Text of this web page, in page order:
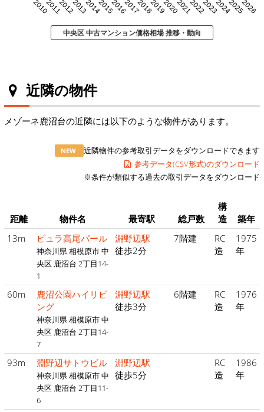
20102011201220132014201520162017201820192020202120222023202420252026
中央区 中古マンション価格相場 推移・動向
近隣の物件
メゾーネ鹿沼台の近隣には以下のような物件があります。
NEW
近隣物件の参考取引データをダウンロードできます
参考データ(CSV形式)のダウンロード
※条件が類似する過去の取引データをダウンロード
距離 物件名 最寄駅 総戸数
構
造
築年
13m
ビュラ高尾パール
神奈川県 相模原市 中
央区 鹿沼台 2丁目14-
1
淵野辺駅
徒歩2分
7階建
RC
造
1975
年
60m
鹿沼公園ハイリビ
ング
神奈川県 相模原市 中
央区 鹿沼台 2丁目14-
7
淵野辺駅
徒歩3分
6階建
RC
造
1976
年
93m 淵野辺サトウビル
神奈川県 相模原市 中
央区 鹿沼台 2丁目11-
6
淵野辺駅
徒歩5分
RC
造
1986
年